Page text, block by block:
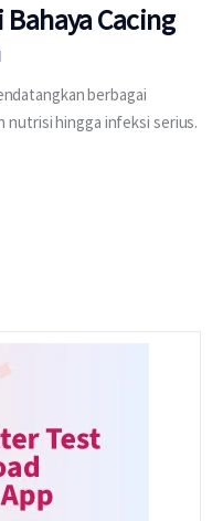
Cacing
berbagai
nutrisi hingga infeksi serius.